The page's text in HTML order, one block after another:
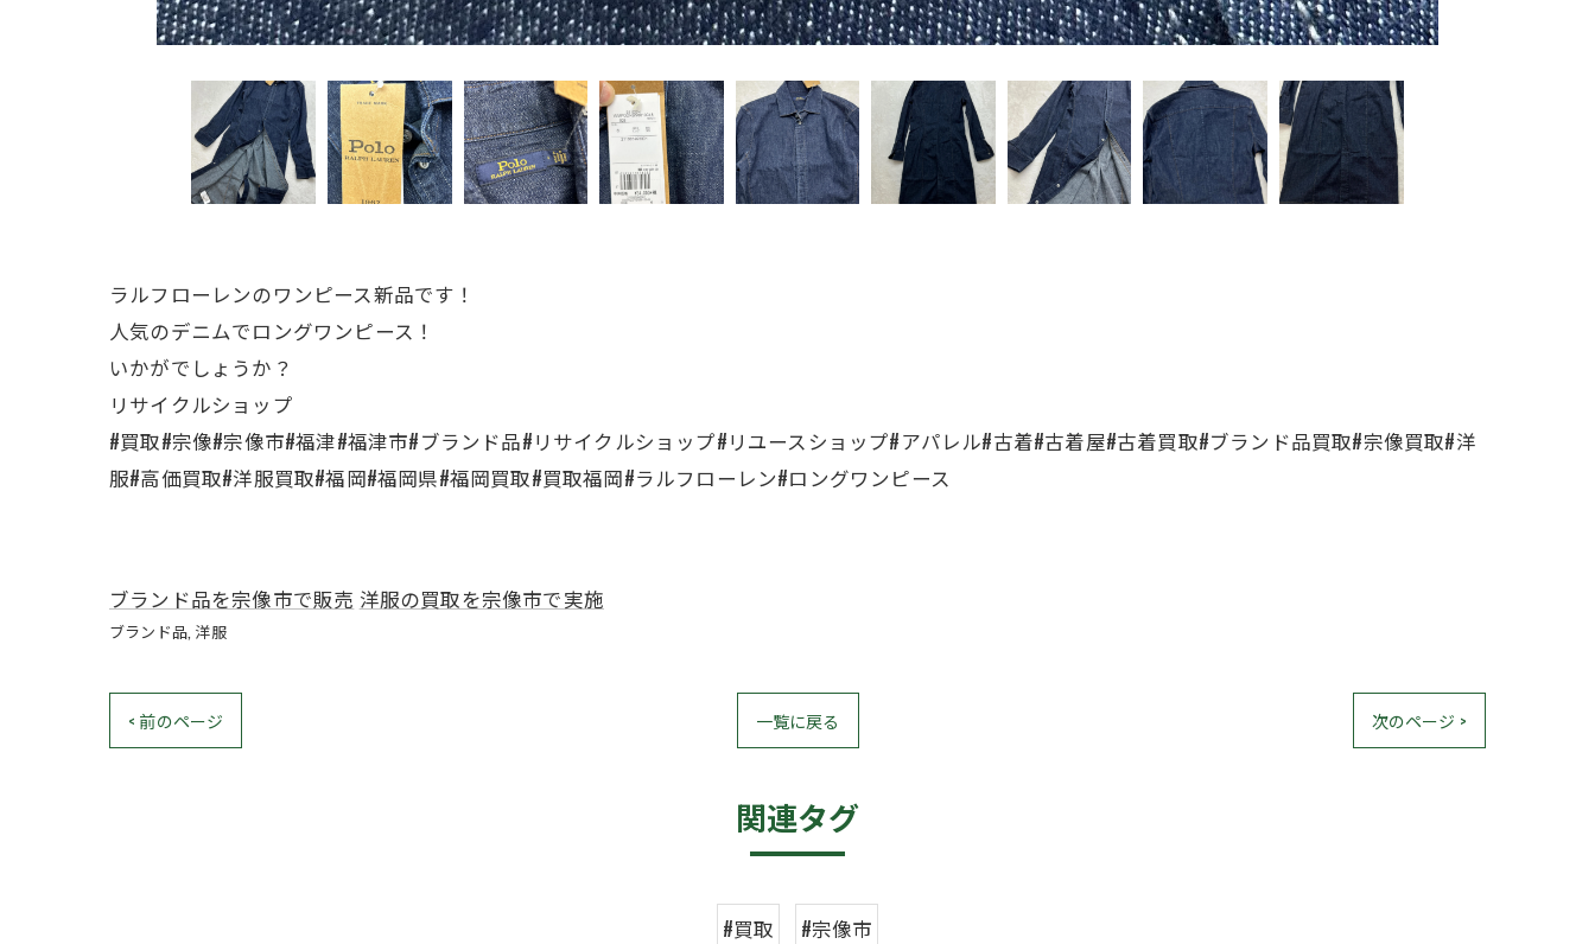
ラルフローレンのワンピース新品です！
人気のデニムでロングワンピース！
いかがでしょうか？
リサイクルショップ
#買取#宗像#宗像市#福津#福津市#ブランド品#リサイクルショップ#リユースショップ#アパレル#古着#古着屋#古着買取#ブランド品買取#宗像買取#洋
服#高価買取#洋服買取#福岡#福岡県#福岡買取#買取福岡#ラルフローレン#ロングワンピース
ブランド品を宗像市で販売 洋服の買取を宗像市で実施
ブランド品 洋服
< 前のページ 一覧に戻る 次のページ >
関連タグ
#買取 #宗像市